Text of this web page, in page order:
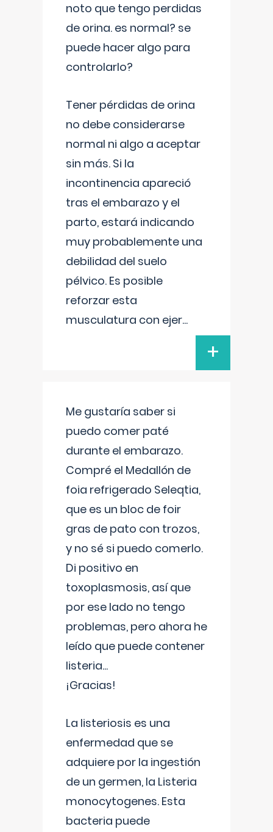
noto que tengo perdidas
de orina. es normal? se
puede hacer algo para
controlarlo?
Tener pérdidas de orina
no debe considerarse
normal ni algo a aceptar
sin más. Si la
incontinencia apareció
tras el embarazo y el
parto, estará indicando
muy probablemente una
debilidad del suelo
pélvico. Es posible
reforzar esta
musculatura con ejer...
+
Me gustaría saber si
puedo comer paté
durante el embarazo.
Compré el Medallón de
foia refrigerado Seleqtia,
que es un bloc de foir
gras de pato con trozos,
y no sé si puedo comerlo.
Di positivo en
toxoplasmosis, así que
por ese lado no tengo
problemas, pero ahora he
leído que puede contener
listeria...
¡Gracias!
La listeriosis es una
enfermedad que se
adquiere por la ingestión
de un germen, la Listeria
monocytogenes. Esta
bacteria puede